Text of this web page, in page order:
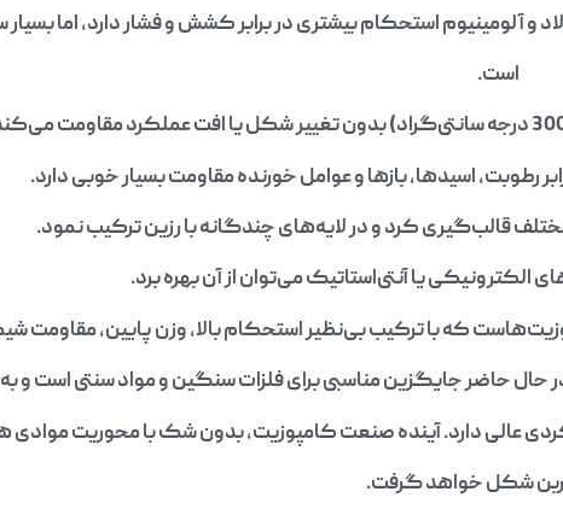
و آلومینیوم استحکام بیشتری در برابر کشش و فشار دارد، اما
است.
اسیدها، بازها و عوامل خورنده مقاومت بسیار خوبی دارد.
قالب‌گیری کرد و در لایه‌های چندگانه با رزین ترکیب نمود.
الکترونیکی یا آنتی‌استاتیک می‌توان از آن بهره برد.
که با ترکیب بی‌نظیر استحکام بالا، وزن پایین، مقاومت
حال حاضر جایگزین مناسبی برای فلزات سنگین و مواد سنتی است و
عالی دارد. آینده صنعت کامپوزیت، بدون شک با محوریت
شکل خواهد گرفت.